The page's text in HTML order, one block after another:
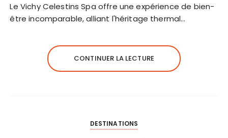
Le Vichy Celestins Spa offre une expérience de bien-
être incomparable, alliant l'héritage thermal…
CONTINUER LA LECTURE
DESTINATIONS